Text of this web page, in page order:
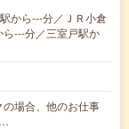
から---分／ＪＲ小倉
---分／三室戸駅か
場合、他のお仕事